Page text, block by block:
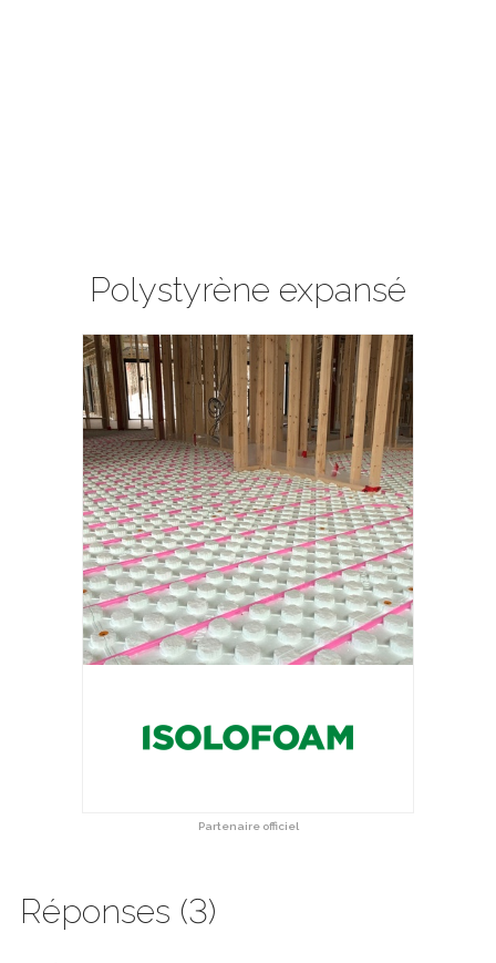
Polystyrène expansé
Partenaire officiel
Réponses (3)